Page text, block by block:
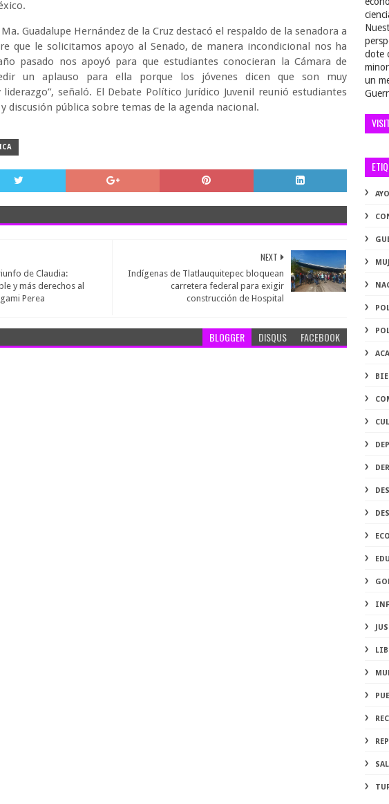
Guadalupe Hernández de la Cruz destacó el respaldo de la senadora a
que le solicitamos apoyo al Senado, de manera incondicional nos ha
pasado nos apoyó para que estudiantes conocieran la Cámara de
un aplauso para ella porque los jóvenes dicen que son muy
señaló. El Debate Político Jurídico Juvenil reunió estudiantes
discusión pública sobre temas de la agenda nacional.
NEXT
Indígenas de Tlatlauquitepec bloquean
carretera federal para exigir
construcción de Hospital
de Claudia:
y más derechos al
Perea
BLOGGER DISQUS FACEBOOK
dote
un